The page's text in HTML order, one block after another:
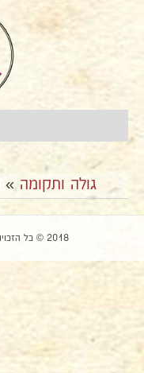
גולה ותקומה »
2018 © כל הזכויות שמורות ליוסי עופר "גולה ותקומה"